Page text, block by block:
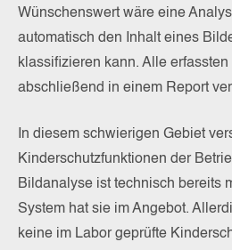
Wünschenswert wäre eine
automatisch den Inhalt eines
klassifizieren kann. Alle
abschließend in einem Report
In diesem schwierigen Gebiet
Kinderschutzfunktionen der
Bildanalyse ist technisch bereits
System hat sie im Angebot.
keine im Labor geprüfte